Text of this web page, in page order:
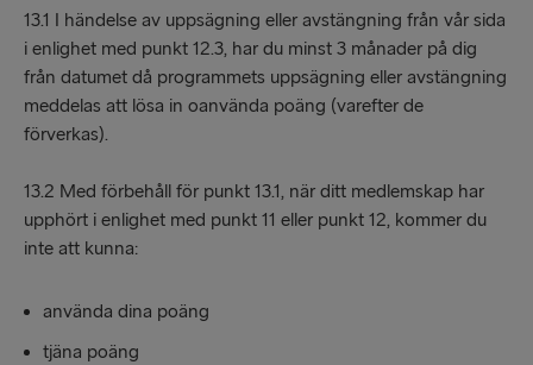
13.1 I händelse av uppsägning eller avstängning från vår sida
i enlighet med punkt 12.3, har du minst 3 månader på dig
från datumet då programmets uppsägning eller avstängning
meddelas att lösa in oanvända poäng (varefter de
förverkas).
13.2 Med förbehåll för punkt 13.1, när ditt medlemskap har
upphört i enlighet med punkt 11 eller punkt 12, kommer du
inte att kunna:
använda dina poäng
tjäna poäng